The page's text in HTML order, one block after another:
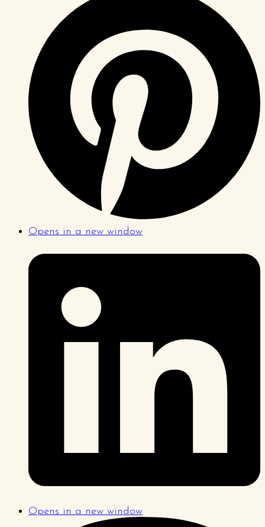
Opens in a new window
Opens in a new window